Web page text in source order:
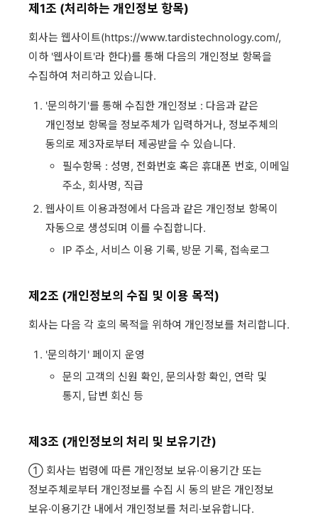
제1조 (처리하는 개인정보 항목)
회사는 웹사이트(https://www.tardistechnology.com/,
이하 '웹사이트'라 한다)를 통해 다음의 개인정보 항목을
수집하여 처리하고 있습니다.
'문의하기'를 통해 수집한 개인정보 : 다음과 같은
개인정보 항목을 정보주체가 입력하거나, 정보주체의
동의로 제3자로부터 제공받을 수 있습니다.
필수항목 : 성명, 전화번호 혹은 휴대폰 번호, 이메일
주소, 회사명, 직급
웹사이트 이용과정에서 다음과 같은 개인정보 항목이
자동으로 생성되며 이를 수집합니다.
IP 주소, 서비스 이용 기록, 방문 기록, 접속로그
제2조 (개인정보의 수집 및 이용 목적)
회사는 다음 각 호의 목적을 위하여 개인정보를 처리합니다.
'문의하기' 페이지 운영
문의 고객의 신원 확인, 문의사항 확인, 연락 및
통지, 답변 회신 등
제3조 (개인정보의 처리 및 보유기간)
① 회사는 법령에 따른 개인정보 보유·이용기간 또는
정보주체로부터 개인정보를 수집 시 동의 받은 개인정보
보유·이용기간 내에서 개인정보를 처리·보유합니다.